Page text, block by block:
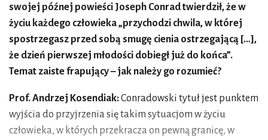
swojej późnej powieści Joseph Conrad twierdził, że w
życiu każdego człowieka „przychodzi chwila, w której
spostrzegasz przed sobą smugę cienia ostrzegającą […],
że dzień pierwszej młodości dobiegł już do końca”.
Temat zaiste frapujący – jak należy go rozumieć?
Prof. Andrzej Kosendiak:Conradowski tytuł jest punktem
wyjścia do przyjrzenia się takim sytuacjom w życiu
człowieka, w których przekracza on pewną granicę, w